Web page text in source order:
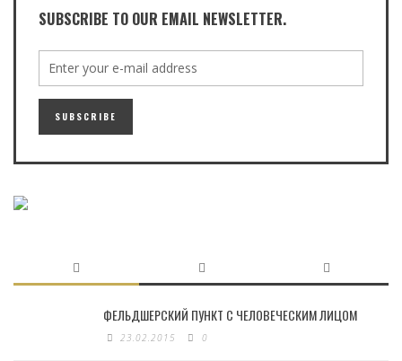
SUBSCRIBE TO OUR EMAIL NEWSLETTER.
ФЕЛЬДШЕРСКИЙ ПУНКТ С ЧЕЛОВЕЧЕСКИМ ЛИЦОМ
23.02.2015 0